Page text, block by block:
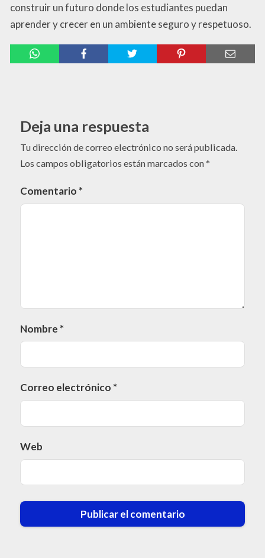
construir un futuro donde los estudiantes puedan
aprender y crecer en un ambiente seguro y respetuoso.
Deja una respuesta
Tu dirección de correo electrónico no será publicada.
Los campos obligatorios están marcados con*
Comentario *
Nombre *
Correo electrónico *
Web